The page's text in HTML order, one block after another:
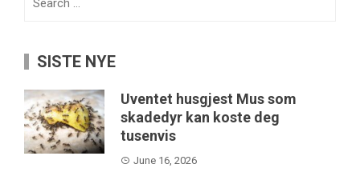
SISTE NYE
Uventet husgjest Mus som
skadedyr kan koste deg
tusenvis
June 16, 2026